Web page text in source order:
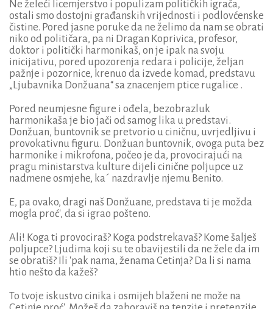
Ne želeći licemjerstvo i populizam političkih igrača,
ostali smo dostojni građanskih vrijednosti i podlovćenske
čistine. Pored jasne poruke da ne želimo da nam se obrati
niko od političara, pa ni Dragan Koprivica, profesor,
doktor i politički harmonikaš, on je ipak na svoju
inicijativu, pored upozorenja redara i policije, željan
pažnje i pozornice, krenuo da izvede komad, predstavu
„Ljubavnika Donžuana“ sa znacenjem ptice rugalice .
Pored neumjesne figure i ođela, bezobrazluk
harmonikaša je bio jači od samog lika u predstavi.
Donžuan, buntovnik se pretvorio u ciničnu, uvrjedljivu i
provokativnu figuru. Donžuan buntovnik, ovoga puta bez
harmonike i mikrofona, počeo je da, provocirajući na
pragu ministarstva kulture dijeli cinične poljupce uz
nadmene osmjehe, ka´ nazdravlje njemu Benito.
E, pa ovako, dragi naš Donžuane, predstava ti je možda
mogla proć', da si igrao pošteno.
Ali! Koga ti provociraš? Koga podstrekavaš? Kome šalješ
poljupce? Ljudima koji su te obavijestili da ne žele da im
se obratiš? Ili 'pak nama, ženama Cetinja? Da li si nama
htio nešto da kažeš?
To tvoje iskustvo cinika i osmijeh blaženi ne može na